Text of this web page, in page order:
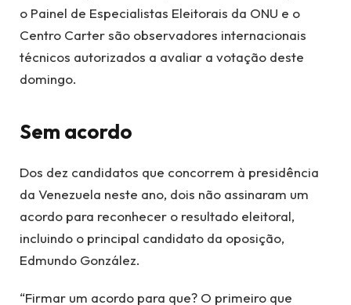
o Painel de Especialistas Eleitorais da ONU e o
Centro Carter são observadores internacionais
técnicos autorizados a avaliar a votação deste
domingo.
Sem acordo
Dos dez candidatos que concorrem à presidência
da Venezuela neste ano, dois não assinaram um
acordo para reconhecer o resultado eleitoral,
incluindo o principal candidato da oposição,
Edmundo González.
“Firmar um acordo para que? O primeiro que